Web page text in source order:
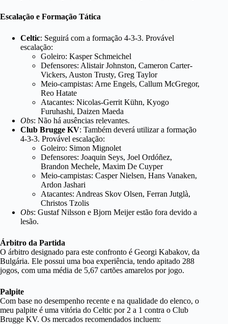
Escalação e Formação Tática
Celtic: Seguirá com a formação 4-3-3. Provável
escalação:
Goleiro: Kasper Schmeichel
Defensores: Alistair Johnston, Cameron Carter-
Vickers, Auston Trusty, Greg Taylor
Meio-campistas: Arne Engels, Callum McGregor,
Reo Hatate
Atacantes: Nicolas-Gerrit Kühn, Kyogo
Furuhashi, Daizen Maeda
Obs: Não há ausências relevantes.
Club Brugge KV: Também deverá utilizar a formação
4-3-3. Provável escalação:
Goleiro: Simon Mignolet
Defensores: Joaquin Seys, Joel Ordóñez,
Brandon Mechele, Maxim De Cuyper
Meio-campistas: Casper Nielsen, Hans Vanaken,
Ardon Jashari
Atacantes: Andreas Skov Olsen, Ferran Jutglà,
Christos Tzolis
Obs: Gustaf Nilsson e Bjorn Meijer estão fora devido a
lesão.
Árbitro da Partida
O árbitro designado para este confronto é Georgi Kabakov, da
Bulgária. Ele possui uma boa experiência, tendo apitado 288
jogos, com uma média de 5,67 cartões amarelos por jogo.
Palpite
Com base no desempenho recente e na qualidade do elenco, o
meu palpite é uma vitória do Celtic por 2 a 1 contra o Club
Brugge KV. Os mercados recomendados incluem: